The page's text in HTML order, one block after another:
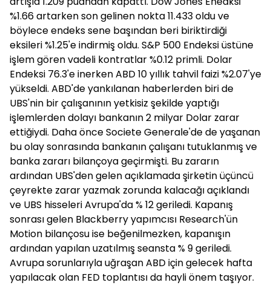
%1.66 artarken son gelinen nokta 11.433 oldu ve
böylece endeks sene başından beri biriktirdiği
eksileri %1.25'e indirmiş oldu. S&P 500 Endeksi üstüne
işlem gören vadeli kontratlar %0.12 primli. Dolar
Endeksi 76.3'e inerken ABD 10 yıllık tahvil faizi %2.07'ye
yükseldi. ABD'de yankılanan haberlerden biri de
UBS'nin bir çalışanının yetkisiz şekilde yaptığı
işlemlerden dolayı bankanın 2 milyar Dolar zarar
ettiğiydi. Daha önce Societe Generale'de de yaşanan
bu olay sonrasında bankanın çalışanı tutuklanmış ve
banka zararı bilançoya geçirmişti. Bu zararın
ardından UBS'den gelen açıklamada şirketin üçüncü
çeyrekte zarar yazmak zorunda kalacağı açıklandı
ve UBS hisseleri Avrupa'da % 12 geriledi. Kapanış
sonrası gelen Blackberry yapımcısı Research'ün
Motion bilançosu ise beğenilmezken, kapanışın
ardından yapılan uzatılmış seansta % 9 geriledi.
Avrupa sorunlarıyla uğraşan ABD için gelecek hafta
yapılacak olan FED toplantısı da hayli önem taşıyor.